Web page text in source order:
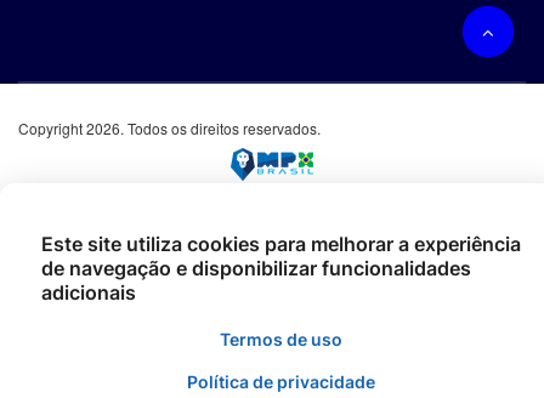
Copyright 2026. Todos os direitos reservados.
Este site utiliza cookies para melhorar a experiência
de navegação e disponibilizar funcionalidades
adicionais
Termos de uso
Política de privacidade